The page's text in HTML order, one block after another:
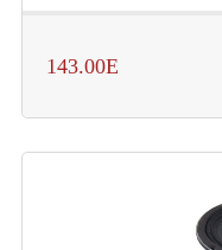
Nos
143.00E